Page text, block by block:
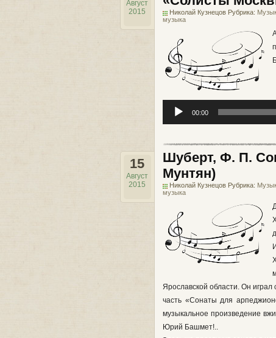
Николай Кузнецов Рубрика:
музыка
Август
2015
Аудиоплеер
00:00
Шуберт, Ф. П.
Мунтян)
Николай Кузнецов Рубрика:
музыка
15
Август
2015
Ярославской области. Он
часть «Сонаты для
музыкальное произведение
Юрий Башмет!..